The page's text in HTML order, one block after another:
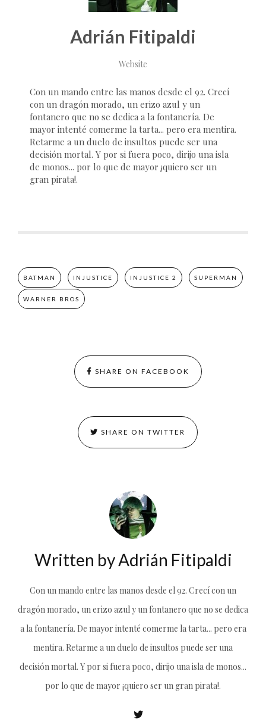
Adrián Fitipaldi
Website
Con un mando entre las manos desde el 92. Crecí
con un dragón morado, un erizo azul y un
fontanero que no se dedica a la fontanería. De
mayor intenté comerme la tarta... pero era mentira.
Retarme a un duelo de insultos puede ser una
decisión mortal. Y por si fuera poco, dirijo una isla
de monos... por lo que de mayor ¡quiero ser un
gran pirata!.
BATMAN INJUSTICE INJUSTICE 2 SUPERMAN
WARNER BROS
SHARE ON FACEBOOK
SHARE ON TWITTER
Written byAdrián Fitipaldi
Con un mando entre las manos desde el 92. Crecí con un
dragón morado, un erizo azul y un fontanero que no se dedica
a la fontanería. De mayor intenté comerme la tarta... pero era
mentira. Retarme a un duelo de insultos puede ser una
decisión mortal. Y por si fuera poco, dirijo una isla de monos...
por lo que de mayor ¡quiero ser un gran pirata!.